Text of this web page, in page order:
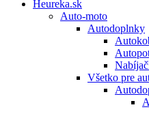
Heureka.sk
Auto-moto
Autodoplnky
Všetko pre